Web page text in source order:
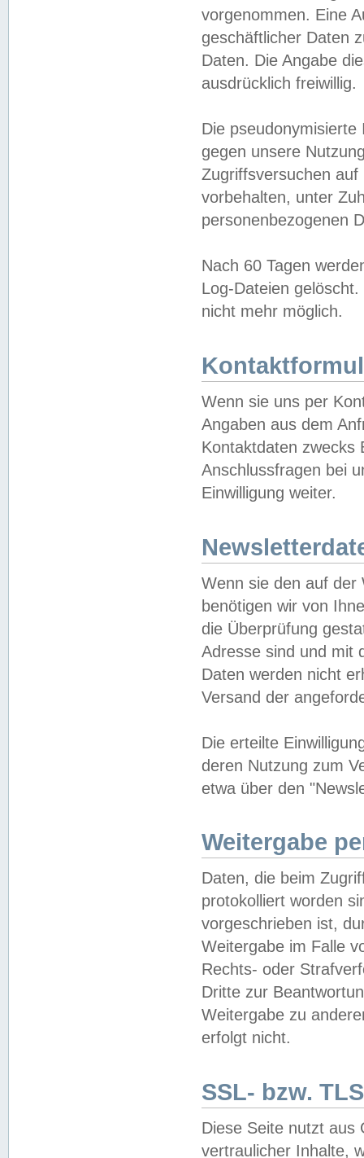
vorgenommen. Eine
geschäftlicher Daten
Daten. Die Angabe
ausdrücklich freiwillig.
Die
gegen unsere
Zugriffsversuchen
vorbehalten, unter
personenbezogenen
Nach 60 Tagen
Log-Dateien
nicht mehr möglich.
Wenn sie uns per
Angaben aus dem
Kontaktdaten zwecks
Anschlussfragen bei
Einwilligung weiter.
Wenn sie den auf der
benötigen wir von
die Überprüfung
Adresse sind und mit
Daten werden nicht
Versand der
Die erteilte
deren Nutzung zum
etwa über den
Weitergabe
Daten, die beim
protokolliert worden
vorgeschrieben ist,
Weitergabe im Falle
Rechts- oder
Dritte zur
Weitergabe zu
erfolgt nicht.
SSL- bzw.
Diese Seite nutzt aus
vertraulicher Inhalte,